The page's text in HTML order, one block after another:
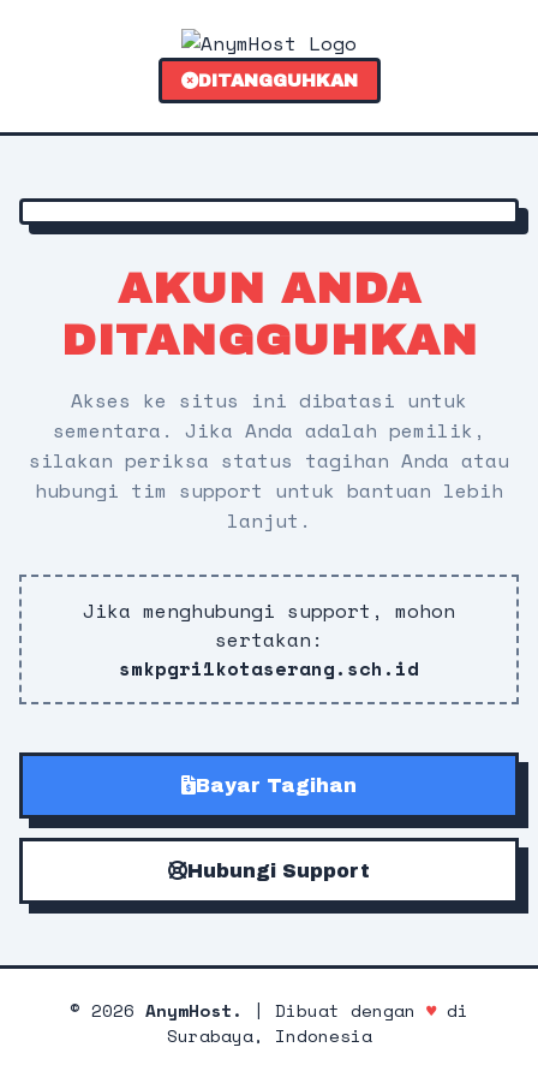
DITANGGUHKAN
AKUN ANDA
DITANGGUHKAN
Akses ke situs ini dibatasi untuk
sementara. Jika Anda adalah pemilik,
silakan periksa status tagihan Anda atau
hubungi tim support untuk bantuan lebih
lanjut.
Jika menghubungi support, mohon
sertakan:
smkpgri1kotaserang.sch.id
Bayar Tagihan
Hubungi Support
© 2026 AnymHost. | Dibuat dengan ♥di
Surabaya, Indonesia